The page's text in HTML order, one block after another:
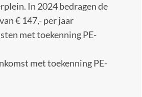
In 2024 bedragen de
€ 147,- per jaar
met toekenning PE-
met toekenning PE-